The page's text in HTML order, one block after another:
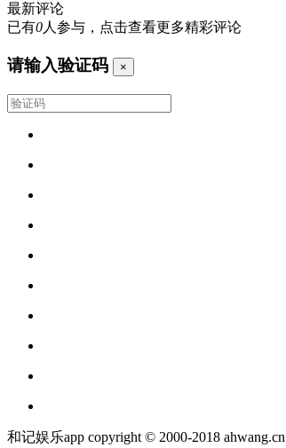
最新评论
已有0人参与，点击查看更多精彩评论
请输入验证码 ×
和记娱乐app copyright © 2000-2018 ahwang.cn